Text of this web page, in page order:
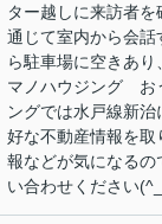
ター越しに来訪者
通じて室内から会話
ら駐車場に空きあ
マノハウジング お
ングでは水戸線新
好な不動産情報を取
報などが気になるの
い合わせください